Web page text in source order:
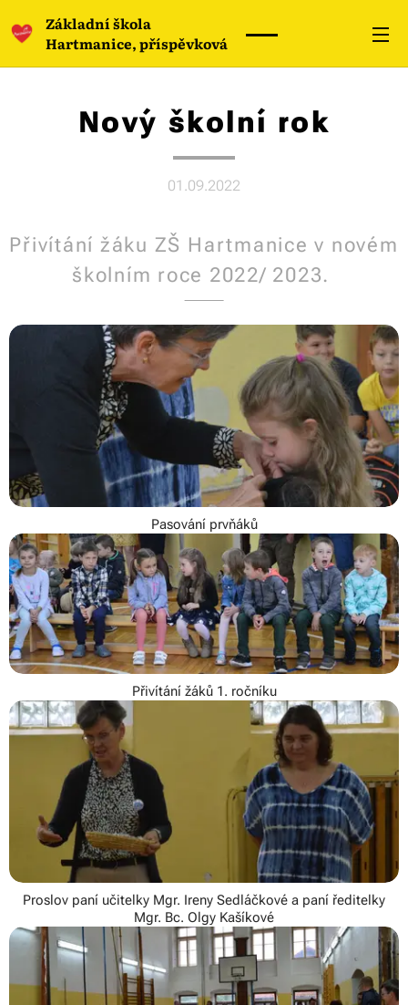
Základní škola
Hartmanice, příspěvková
organizace
Nový školní rok
01.09.2022
Přivítání žáku ZŠ Hartmanice v novém
školním roce 2022/ 2023.
Pasování prvňáků
Přivítání žáků 1. ročníku
Proslov paní učitelky Mgr. Ireny Sedláčkové a paní ředitelky
Mgr. Bc. Olgy Kašíkové